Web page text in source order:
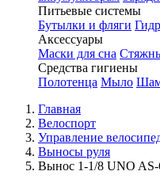
Питьевые системы
Бутылки и фляги
Аксессуары
Маски для сна
Средства гигиены
Полотенца Мыло
Главная
Велоспорт
Управление
Выносы руля
Вынос 1-1/8 UNO